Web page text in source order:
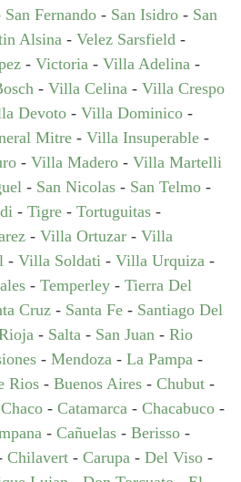
San Fernando - San Isidro - San
Alsina - Velez Sarsfield -
- Victoria - Villa Adelina -
- Villa Celina - Villa Crespo
Devoto - Villa Dominico -
Mitre - Villa Insuperable -
- Villa Madero - Villa Martelli
- San Nicolas - San Telmo -
- Tigre - Tortuguitas -
- Villa Ortuzar - Villa
- Villa Soldati - Villa Urquiza -
- Temperley - Tierra Del
Cruz - Santa Fe - Santiago Del
- Salta - San Juan - Rio
- Mendoza - La Pampa -
Rios - Buenos Aires - Chubut -
Chaco - Catamarca - Chacabuco -
- Cañuelas - Berisso -
Chilavert - Carupa - Del Viso -